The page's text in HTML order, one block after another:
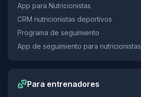
App para Nutricionistas
CRM nutricionistas deportivos
Programa de seguimiento
App de seguimiento para nutricionistas
Para entrenadores